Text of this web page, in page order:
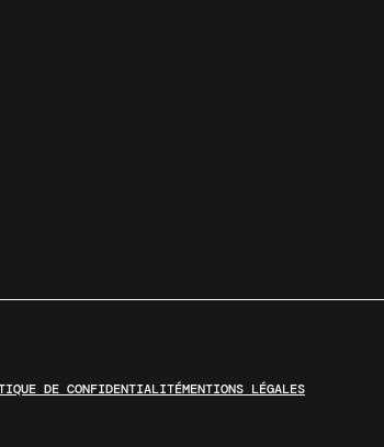
DE CONFIDENTIALITÉMENTIONS LÉGALES